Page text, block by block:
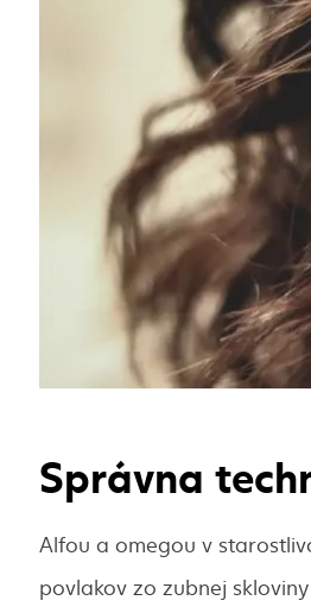
Správna
Alfou a omegou v
povlakov zo zubnej